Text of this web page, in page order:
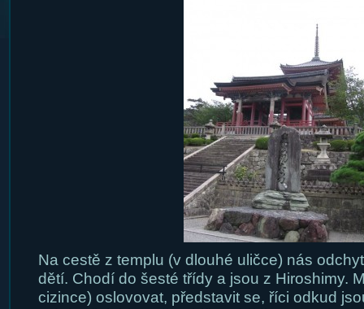
Na cestě z templu (v dlouhé uličce) nás
dětí. Chodí do šesté třídy a jsou z Hiroshimy.
cizince) oslovovat, představit se, říci odkud